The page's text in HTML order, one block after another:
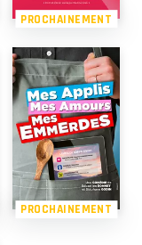
PROCHAINEMENT
PROCHAINEMENT